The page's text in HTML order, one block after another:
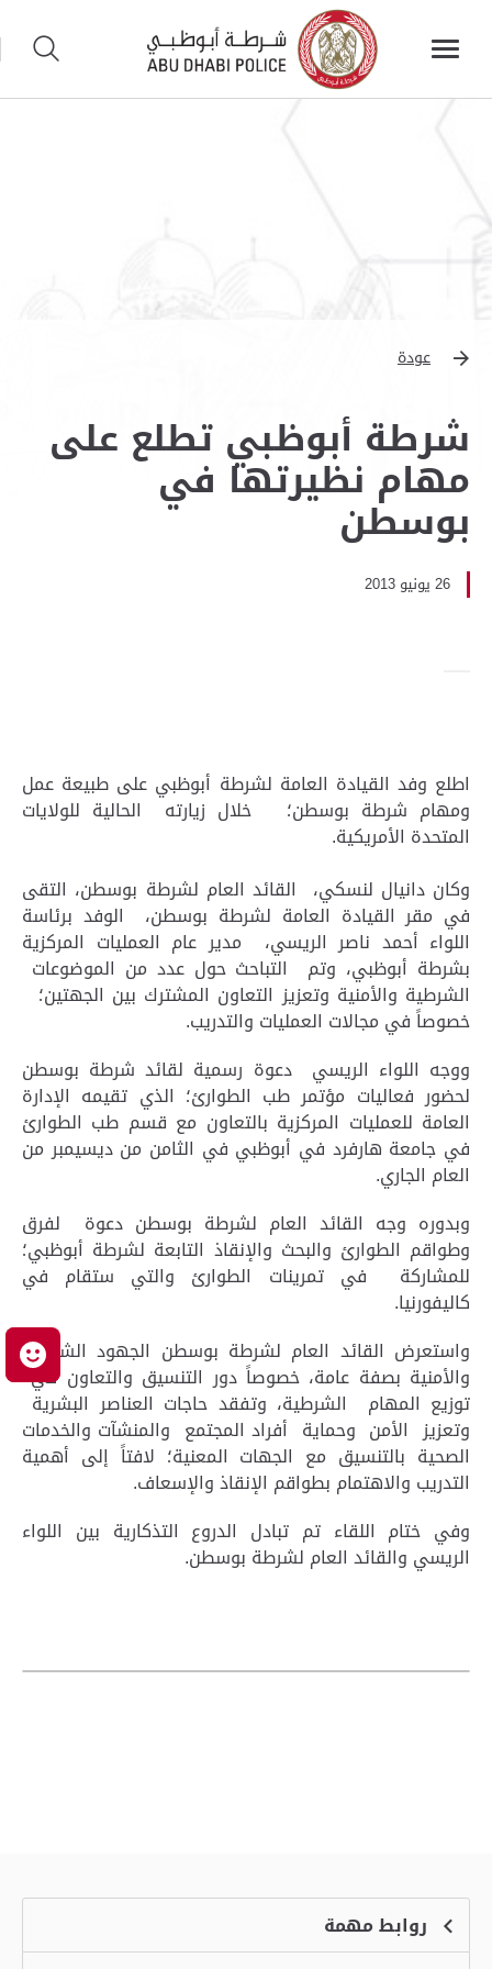
عودة
شرطة أبوظبي تطلع على
مهام نظيرتها في
بوسطن
26 يونيو 2013
اطلع وفد القيادة العامة لشرطة أبوظبي على طبيعة عمل
ومهام شرطة بوسطن؛ خلال زيارته الحالية للولايات
المتحدة الأمريكية.
وكان دانيال لنسكي، القائد العام لشرطة بوسطن، التقى
في مقر القيادة العامة لشرطة بوسطن، الوفد برئاسة
اللواء أحمد ناصر الريسي، مدير عام العمليات المركزية
بشرطة أبوظبي، وتم التباحث حول عدد من الموضوعات
الشرطية والأمنية وتعزيز التعاون المشترك بين الجهتين؛
خصوصاً في مجالات العمليات والتدريب.
ووجه اللواء الريسي دعوة رسمية لقائد شرطة بوسطن
لحضور فعاليات مؤتمر طب الطوارئ؛ الذي تقيمه الإدارة
العامة للعمليات المركزية بالتعاون مع قسم طب الطوارئ
في جامعة هارفرد في أبوظبي في الثامن من ديسيمبر من
العام الجاري.
وبدوره وجه القائد العام لشرطة بوسطن دعوة لفرق
وطواقم الطوارئ والبحث والإنقاذ التابعة لشرطة أبوظبي؛
للمشاركة في تمرينات الطوارئ والتي ستقام في
كاليفورنيا.
واستعرض القائد العام لشرطة بوسطن الجهود الشرطية
والأمنية بصفة عامة، خصوصاً دور التنسيق والتعاون في
توزيع المهام الشرطية، وتفقد حاجات العناصر البشرية
وتعزيز الأمن وحماية أفراد المجتمع والمنشآت والخدمات
الصحية بالتنسيق مع الجهات المعنية؛ لافتاً إلى أهمية
التدريب والاهتمام بطواقم الإنقاذ والإسعاف.
وفي ختام اللقاء تم تبادل الدروع التذكارية بين اللواء
الريسي والقائد العام لشرطة بوسطن.
روابط مهمة